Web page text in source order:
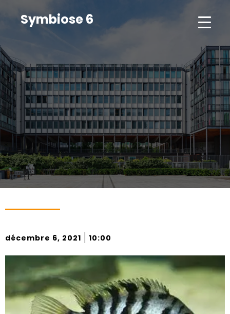
Symbiose 6
décembre 6, 2021 10:00